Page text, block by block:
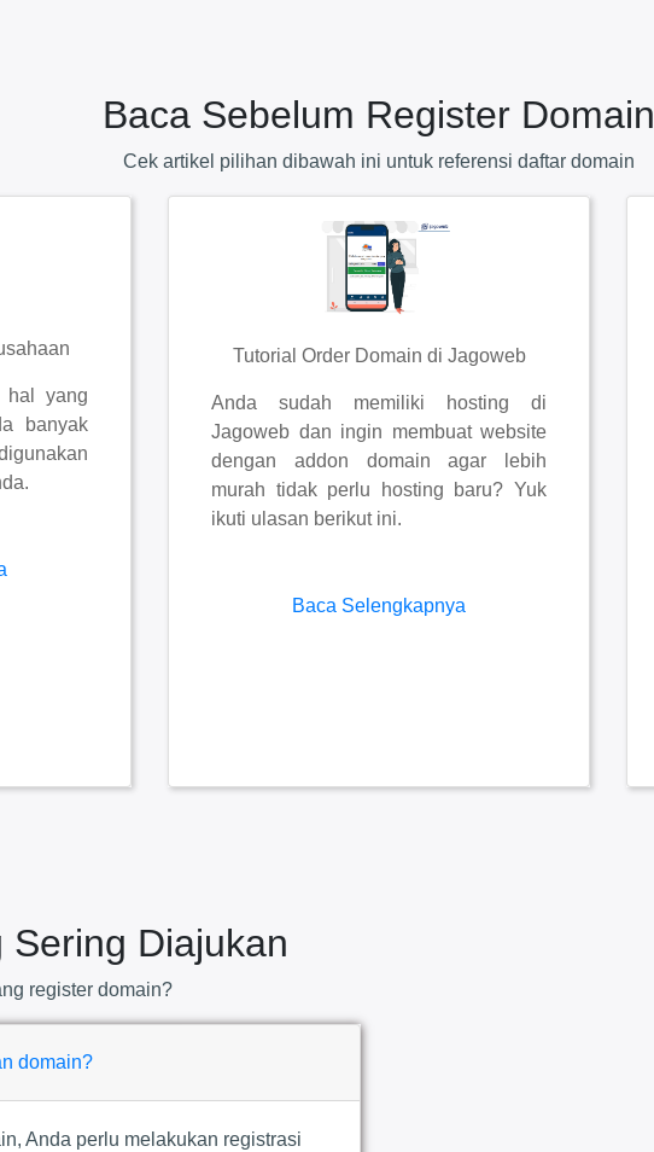
Baca Sebelum Register Domain
Cek artikel pilihan dibawah ini untuk referensi daftar domain
hal yang
banyak
Tutorial Order Domain di Jagoweb
Anda sudah memiliki hosting di
Jagoweb dan ingin membuat website
dengan addon domain agar lebih
murah tidak perlu hosting baru? Yuk
ikuti ulasan berikut ini.
Baca Selengkapnya
Sering Diajukan
register domain?
domain?
Anda perlu melakukan registrasi